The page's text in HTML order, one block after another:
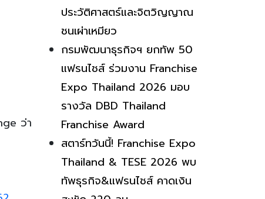
ว่า
ประวัติศาสตร์และจิตวิญญาณ
ชนเผ่าเหมียว
กรมพัฒนาธุรกิจฯ ยกทัพ 50
แฟรนไชส์ ร่วมงาน Franchise
Expo Thailand 2026 มอบ
รางวัล DBD Thailand
Franchise Award
สตาร์ทวันนี้! Franchise Expo
Thailand & TESE 2026 พบ
ทัพธุรกิจ&แฟรนไชส์ คาดเงิน